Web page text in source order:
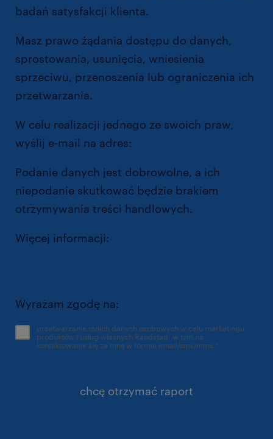
badań satysfakcji klienta.
Masz prawo żądania dostępu do danych,
sprostowania, usunięcia, wniesienia
sprzeciwu, przenoszenia lub ograniczenia ich
przetwarzania.
W celu realizacji jednego ze swoich praw,
wyślij e-mail na adres:
Podanie danych jest dobrowolne, a ich
niepodanie skutkować będzie brakiem
otrzymywania treści handlowych.
Więcej informacji:
Wyrażam zgodę na:
przetwarzanie moich danych osobowych w celu marketingu
produktów i usług własnych Randstad, w tym na
kontaktowanie się ze mną w formie email/sms/mms. *